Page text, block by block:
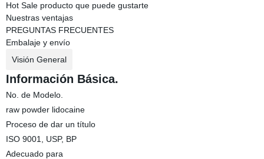
Hot Sale producto que puede gustarte
Nuestras ventajas
PREGUNTAS FRECUENTES
Embalaje y envío
Visión General
Información Básica.
No. de Modelo.
raw powder lidocaine
Proceso de dar un título
ISO 9001, USP, BP
Adecuado para